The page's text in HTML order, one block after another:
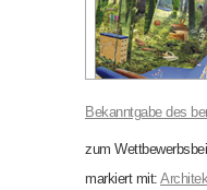
Bekanntgabe des
zum
markiert mit: